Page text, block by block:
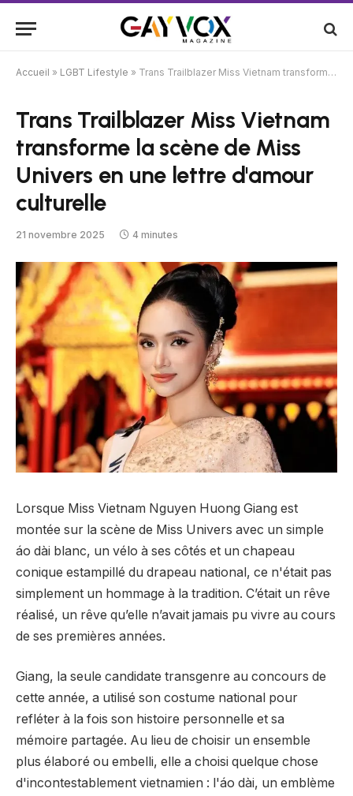
Accueil » LGBT Lifestyle » Trans Trailblazer Miss Vietnam transforme la scène de Miss Univers en une lettre d'amour culturelle
Trans Trailblazer Miss Vietnam
transforme la scène de Miss
Univers en une lettre d'amour
culturelle
21 novembre 2025 4 minutes
Lorsque Miss Vietnam Nguyen Huong Giang est
montée sur la scène de Miss Univers avec un simple
áo dài blanc, un vélo à ses côtés et un chapeau
conique estampillé du drapeau national, ce n'était pas
simplement un hommage à la tradition. C’était un rêve
réalisé, un rêve qu’elle n’avait jamais pu vivre au cours
de ses premières années.
Giang, la seule candidate transgenre au concours de
cette année, a utilisé son costume national pour
refléter à la fois son histoire personnelle et sa
mémoire partagée. Au lieu de choisir un ensemble
plus élaboré ou embelli, elle a choisi quelque chose
d'incontestablement vietnamien : l'áo dài, un emblème